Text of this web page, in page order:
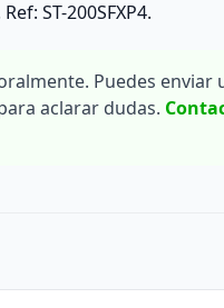
ST-200SFXP4.
Puedes enviar
aclarar dudas.